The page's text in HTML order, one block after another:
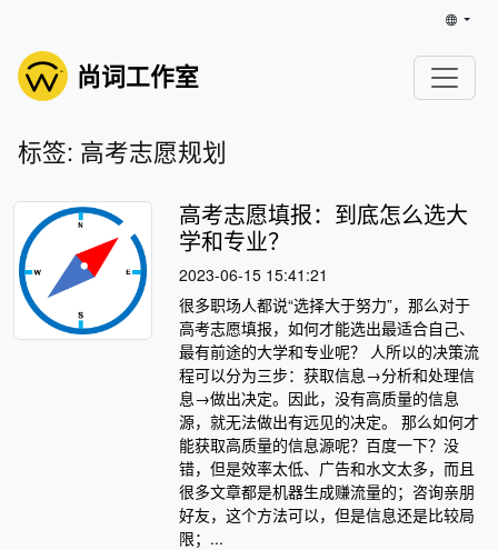
尚词工作室
标签: 高考志愿规划
高考志愿填报：到底怎么选大
学和专业？
2023-06-15 15:41:21
很多职场人都说“选择大于努力”，那么对于
高考志愿填报，如何才能选出最适合自己、
最有前途的大学和专业呢？ 人所以的决策流
程可以分为三步：获取信息→分析和处理信
息→做出决定。因此，没有高质量的信息
源，就无法做出有远见的决定。 那么如何才
能获取高质量的信息源呢？百度一下？没
错，但是效率太低、广告和水文太多，而且
很多文章都是机器生成赚流量的；咨询亲朋
好友，这个方法可以，但是信息还是比较局
限；...